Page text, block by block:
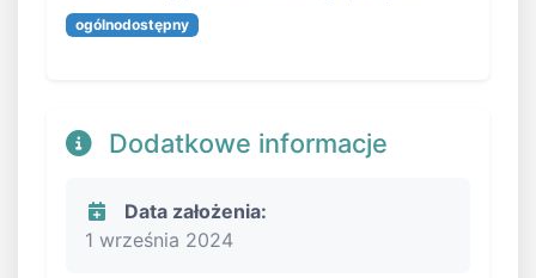
ogólnodostępny
Dodatkowe informacje
Data założenia:
1 września 2024